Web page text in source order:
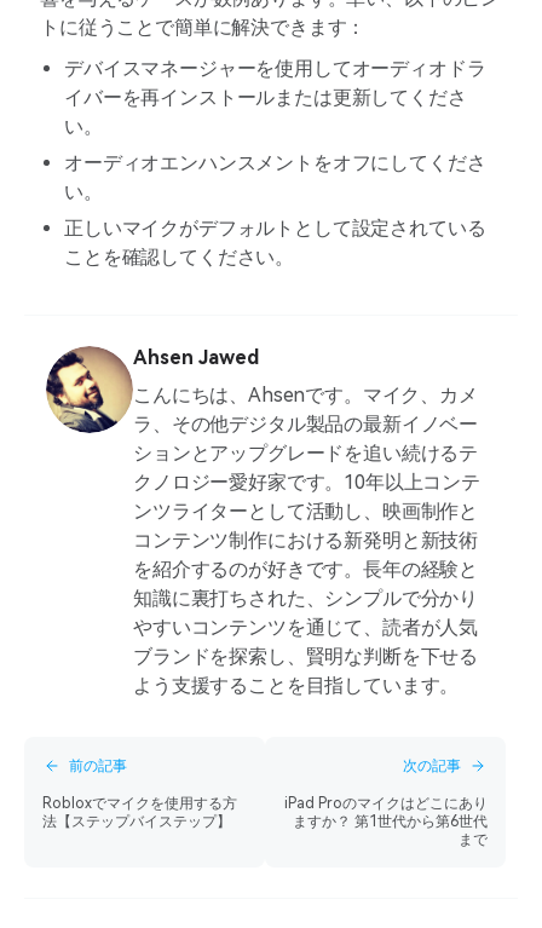
トに従うことで簡単に解決できます：
デバイスマネージャーを使用してオーディオドラ
イバーを再インストールまたは更新してくださ
い。
オーディオエンハンスメントをオフにしてくださ
い。
正しいマイクがデフォルトとして設定されている
ことを確認してください。
Ahsen Jawed
こんにちは、Ahsenです。マイク、カメ
ラ、その他デジタル製品の最新イノベー
ションとアップグレードを追い続けるテ
クノロジー愛好家です。10年以上コンテ
ンツライターとして活動し、映画制作と
コンテンツ制作における新発明と新技術
を紹介するのが好きです。長年の経験と
知識に裏打ちされた、シンプルで分かり
やすいコンテンツを通じて、読者が人気
ブランドを探索し、賢明な判断を下せる
よう支援することを目指しています。
前の記事
Robloxでマイクを使用する方
法【ステップバイステップ】
次の記事
iPad Proのマイクはどこにあり
ますか？ 第1世代から第6世代
まで